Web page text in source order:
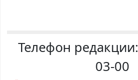
Телефон редакции:
03-00